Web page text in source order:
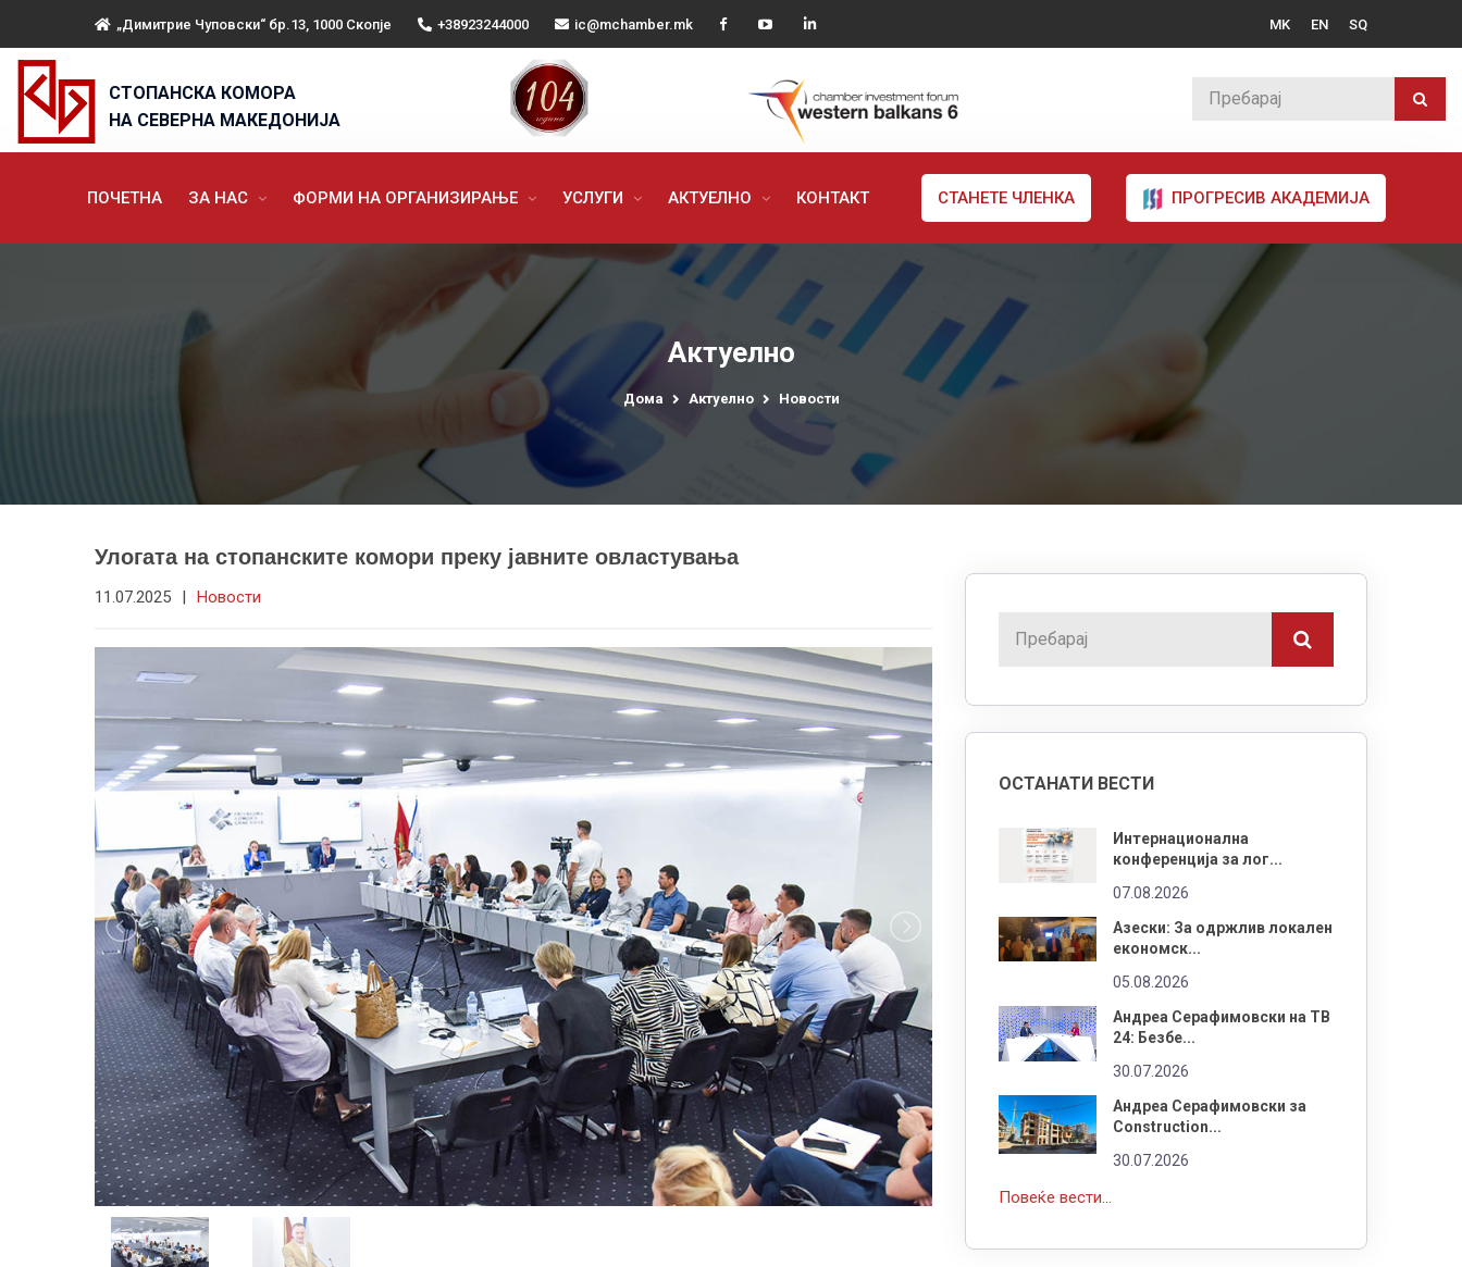
„Димитрие Чуповски“ бр.13, 1000 Скопје +38923244000 ic@mchamber.mk MK EN SQ
СТОПАНСКА КОМОРА
НА СЕВЕРНА МАКЕДОНИЈА
ПОЧЕТНА ЗА НАС ФОРМИ НА ОРГАНИЗИРАЊЕ УСЛУГИ АКТУЕЛНО КОНТАКТ СТАНЕТЕ ЧЛЕНКА ПРОГРЕСИВ АКАДЕМИЈА
Актуелно
Дома Актуелно Новости
Улогата на стопанските комори преку јавните овластувања
11.07.2025 | Новости
ОСТАНАТИ ВЕСТИ
Интернационална
конференција за лог...
07.08.2026
Азески: За одржлив локален
економск...
05.08.2026
Андреа Серафимовски на ТВ
24: Безбе...
30.07.2026
Андреа Серафимовски за
Construction...
30.07.2026
Повеќе вести...